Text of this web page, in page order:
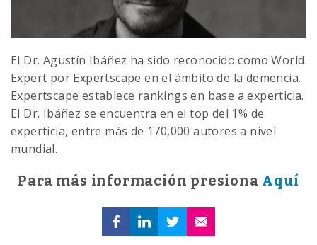
El Dr. Agustín Ibáñez ha sido reconocido como World
Expert por Expertscape en el ámbito de la demencia.
Expertscape establece rankings en base a experticia.
El Dr. Ibáñez se encuentra en el top del 1% de
experticia, entre más de 170,000 autores a nivel
mundial.
Para más información presiona Aquí